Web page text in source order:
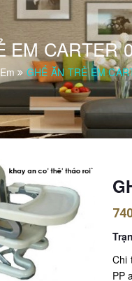
EM CARTER
GHẾ ĂN TRẺ EM
Chi
PP